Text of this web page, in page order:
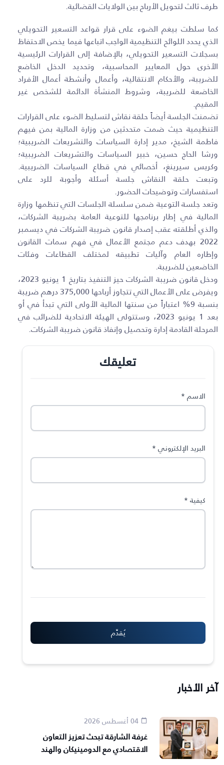
طرف ثالث لتحويل الأرباح بين الولايات القضائية.
كما سلطت بيغم الضوء على قرار قواعد التسعير التحويلي
الذي يحدد اللوائح التنظيمية الواجب اتباعها فيما يخص الاحتفاظ
بسجلات التسعير التحويلي، بالإضافة إلى القرارات الرئيسية
الأخرى حول المعايير المحاسبية، وتحديد الدخل الخاضع
للضريبة، والأحكام الانتقالية، وأعمال وأنشطة أعمال الأفراد
الخاضعة للضريبة، وشروط المنشأة الدائمة للشخص غير
المقيم.
تضمنت الجلسة أيضاً حلقة نقاش لتسليط الضوء على القرارات
التنظيمية حيث ضمت متحدثين من وزارة المالية بمن فيهم
فاطمة الشيخ، مدير إدارة السياسات والتشريعات الضريبية؛
ورشا الحاج حسين، خبير السياسات والتشريعات الضريبية؛
وكريس سيرينغ، أخصائي في قطاع السياسات الضريبية.
وتبعت حلقة النقاش جلسة أسئلة وأجوبة للرد على
استفسارات وتوضيحات الحضور.
وتعد جلسة التوعية ضمن سلسلة الجلسات التي تنظمها وزارة
المالية في إطار برنامجها للتوعية العامة بضريبة الشركات،
والذي أطلقته عقب إصدار قانون ضريبة الشركات في ديسمبر
2022 بهدف دعم مجتمع الأعمال في فهم سمات القانون
وإطاره العام وآليات تطبيقه لمختلف القطاعات وفئات
الخاضعين للضريبة.
ودخل قانون ضريبة الشركات حيز التنفيذ بتاريخ 1 يونيو 2023،
ويفرض على الأعمال التي تتجاوز أرباحها 375,000 درهم ضريبة
بنسبة 9% اعتباراً من سنتها المالية الأولى التي تبدأ في أو
بعد 1 يونيو 2023، وستتولى الهيئة الاتحادية للضرائب في
المرحلة القادمة إدارة وتحصيل وإنفاذ قانون ضريبة الشركات.
تعليقك
الاسم *
البريد الإلكتروني *
كيفية *
آخر الأخبار
04 أغسطس 2026
غرفة الشارقة تبحث تعزيز التعاون
الاقتصادي مع الدومينيكان والهند